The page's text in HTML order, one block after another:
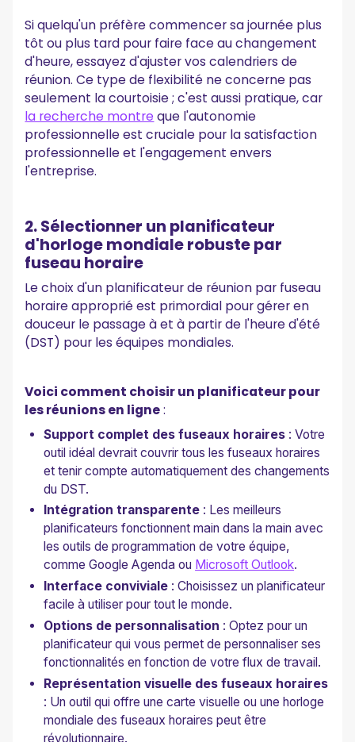
Si quelqu'un préfère commencer sa journée plus
tôt ou plus tard pour faire face au changement
d'heure, essayez d'ajuster vos calendriers de
réunion. Ce type de flexibilité ne concerne pas
seulement la courtoisie ; c'est aussi pratique, car
la recherche montreque l'autonomie
professionnelle est cruciale pour la satisfaction
professionnelle et l'engagement envers
l'entreprise.
2. Sélectionner un planificateur
d'horloge mondiale robuste par
fuseau horaire
Le choix d'un planificateur de réunion par fuseau
horaire approprié est primordial pour gérer en
douceur le passage à et à partir de l'heure d'été
(DST) pour les équipes mondiales.
Voici comment choisir un planificateur pour
les réunions en ligne:
Support complet des fuseaux horaires : Votre
outil idéal devrait couvrir tous les fuseaux horaires
et tenir compte automatiquement des changements
du DST.
Intégration transparente : Les meilleurs
planificateurs fonctionnent main dans la main avec
les outils de programmation de votre équipe,
comme Google Agenda ou Microsoft Outlook.
Interface conviviale : Choisissez un planificateur
facile à utiliser pour tout le monde.
Options de personnalisation : Optez pour un
planificateur qui vous permet de personnaliser ses
fonctionnalités en fonction de votre flux de travail.
Représentation visuelle des fuseaux horaires
: Un outil qui offre une carte visuelle ou une horloge
mondiale des fuseaux horaires peut être
révolutionnaire.